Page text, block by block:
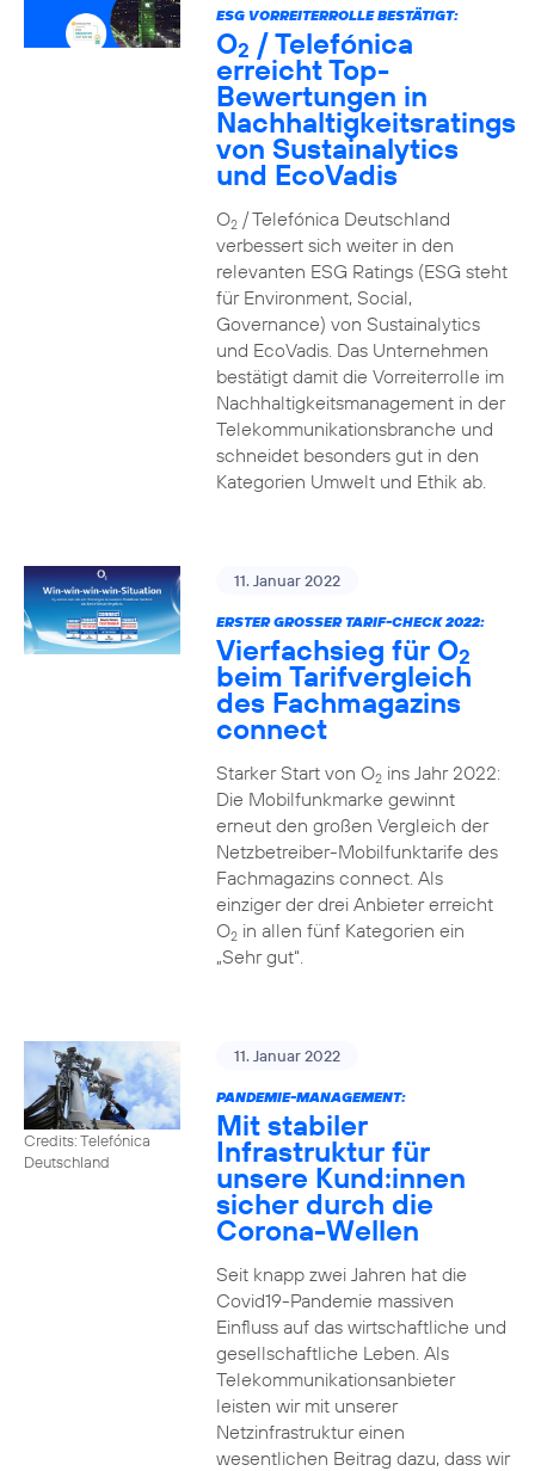
ESG VORREITERROLLE BESTÄTIGT:
O2 / Telefónica
erreicht Top-
Bewertungen in
Nachhaltigkeitsratings
von Sustainalytics
und EcoVadis
O2/ Telefónica Deutschland
verbessert sich weiter in den
relevanten ESG Ratings (ESG steht
für Environment, Social,
Governance) von Sustainalytics
und EcoVadis. Das Unternehmen
bestätigt damit die Vorreiterrolle im
Nachhaltigkeitsmanagement in der
Telekommunikationsbranche und
schneidet besonders gut in den
Kategorien Umwelt und Ethik ab.
11. Januar 2022
ERSTER GROSSER TARIF-CHECK 2022:
Vierfachsieg für O2
beim Tarifvergleich
des Fachmagazins
connect
Starker Start von O2ins Jahr 2022:
Die Mobilfunkmarke gewinnt
erneut den großen Vergleich der
Netzbetreiber-Mobilfunktarife des
Fachmagazins connect. Als
einziger der drei Anbieter erreicht
O2in allen fünf Kategorien ein
„Sehr gut“.
Credits: Telefónica
Deutschland
11. Januar 2022
PANDEMIE-MANAGEMENT:
Mit stabiler
Infrastruktur für
unsere Kund:innen
sicher durch die
Corona-Wellen
Seit knapp zwei Jahren hat die
Covid19-Pandemie massiven
Einfluss auf das wirtschaftliche und
gesellschaftliche Leben. Als
Telekommunikationsanbieter
leisten wir mit unserer
Netzinfrastruktur einen
wesentlichen Beitrag dazu, dass wir